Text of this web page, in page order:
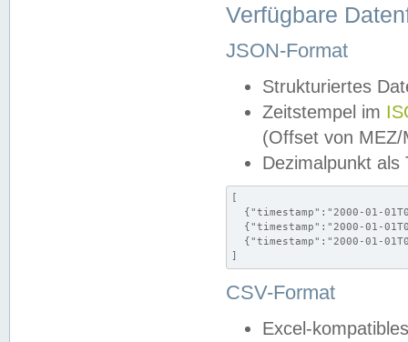
Verfügbare
JSON-Format
Strukturiertes
Zeitstempel im
(Offset von MEZ/
Dezimalpunkt als
[
{"timestamp":"2000-01-
{"timestamp":"2000-01-
{"timestamp":"2000-01-
]
CSV-Format
Excel-